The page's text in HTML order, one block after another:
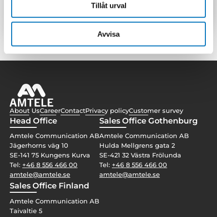
Tillåt urval
Avvisa
About UsCareerContactPrivacy policyCustomer survey
Head Office
Amtele Communication AB
Jägerhorns väg 10
SE-141 75 Kungens Kurva
Tel: +46 8 556 466 00
amtele@amtele.se
Sales Office Gothenburg
Amtele Communication AB
Hulda Mellgrens gata 2
SE-421 32 Västra Frölunda
Tel: +46 8 556 466 00
amtele@amtele.se
Sales Office Finland
Amtele Communication AB
Taivaltie 5